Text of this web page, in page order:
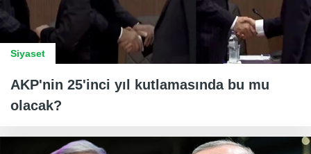
Siyaset
AKP'nin 25'inci yıl kutlamasında bu mu
olacak?